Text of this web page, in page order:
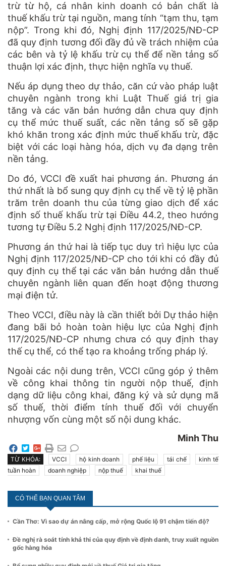
trừ từ hộ, cá nhân kinh doanh có bản chất là
thuế khấu trừ tại nguồn, mang tính “tạm thu, tạm
nộp”. Trong khi đó, Nghị định 117/2025/NĐ-CP
đã quy định tương đối đầy đủ về trách nhiệm của
các bên và tỷ lệ khấu trừ cụ thể để nền tảng số
thuận lợi xác định, thực hiện nghĩa vụ thuế.
Nếu áp dụng theo dự thảo, căn cứ vào pháp luật
chuyên ngành trong khi Luật Thuế giá trị gia
tăng và các văn bản hướng dẫn chưa quy định
cụ thể mức thuế suất, các nền tảng số sẽ gặp
khó khăn trong xác định mức thuế khấu trừ, đặc
biệt với các loại hàng hóa, dịch vụ đa dạng trên
nền tảng.
Do đó, VCCI đề xuất hai phương án. Phương án
thứ nhất là bổ sung quy định cụ thể về tỷ lệ phần
trăm trên doanh thu của từng giao dịch để xác
định số thuế khấu trừ tại Điều 44.2, theo hướng
tương tự Điều 5.2 Nghị định 117/2025/NĐ-CP.
Phương án thứ hai là tiếp tục duy trì hiệu lực của
Nghị định 117/2025/NĐ-CP cho tới khi có đầy đủ
quy định cụ thể tại các văn bản hướng dẫn thuế
chuyên ngành liên quan đến hoạt động thương
mại điện tử.
Theo VCCI, điều này là cần thiết bởi Dự thảo hiện
đang bãi bỏ hoàn toàn hiệu lực của Nghị định
117/2025/NĐ-CP nhưng chưa có quy định thay
thế cụ thể, có thể tạo ra khoảng trống pháp lý.
Ngoài các nội dung trên, VCCI cũng góp ý thêm
về công khai thông tin người nộp thuế, định
dạng dữ liệu công khai, đăng ký và sử dụng mã
số thuế, thời điểm tính thuế đối với chuyển
nhượng vốn cùng một số nội dung khác.
Minh Thu
TỪ KHÓA: VCCI hộ kinh doanh phế liệu tái chế
kinh tế
tuần hoàn
doanh nghiệp nộp thuế khai thuế
CÓ THỂ BẠN QUAN TÂM
Cần Thơ: Vì sao dự án nâng cấp, mở rộng Quốc lộ 91 chậm tiến độ?
Đề nghị rà soát tính khả thi của quy định về định danh, truy xuất nguồn
gốc hàng hóa